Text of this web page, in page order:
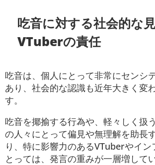
吃音に対する社会的な
VTuberの責任
吃音は、個人にとって非常にセンシ
あり、社会的な認識も近年大きく変
す。
吃音を揶揄する行為や、軽々しく扱
の人々にとって偏見や無理解を助長
り、特に影響力のあるVTuberやイン
とっては、発言の重みが一層増してい